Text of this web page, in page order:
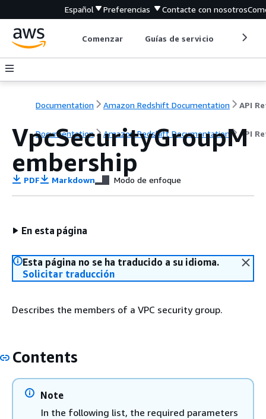
Español Preferencias Contacte con nosotros
Comenzar Guías de servicio
Documentation Amazon Redshift Documentation
Documentation Amazon Redshift Documentation API
VpcSecurityGroupM
embership
PDF Markdown Modo de enfoque
En esta página
Esta página no se ha traducido a su idioma.
Solicitar traducción
Describes the members of a VPC security group.
Contents
Note
In the following list, the required parameters